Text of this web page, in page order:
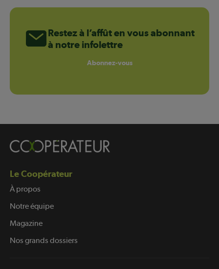
Restez à l’affût en vous abonnant
à notre infolettre
Abonnez-vous
Le Coopérateur
À propos
Notre équipe
Magazine
Nos grands dossiers